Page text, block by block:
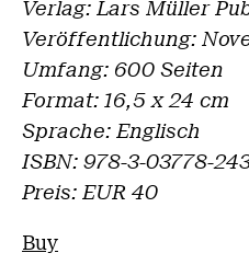
Verlag: Lars Müller
Veröffentlichung:
Umfang: 600 Seiten
Format: 16,5 x 24 cm
Sprache: Englisch
ISBN: 978-3-03778-
Preis: EUR 40
Buy